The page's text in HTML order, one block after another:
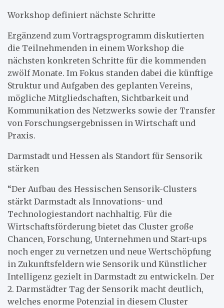
Workshop definiert nächste Schritte
Ergänzend zum Vortragsprogramm diskutierten
die Teilnehmenden in einem Workshop die
nächsten konkreten Schritte für die kommenden
zwölf Monate. Im Fokus standen dabei die künftige
Struktur und Aufgaben des geplanten Vereins,
mögliche Mitgliedschaften, Sichtbarkeit und
Kommunikation des Netzwerks sowie der Transfer
von Forschungsergebnissen in Wirtschaft und
Praxis.
Darmstadt und Hessen als Standort für Sensorik
stärken
“Der Aufbau des Hessischen Sensorik-Clusters
stärkt Darmstadt als Innovations- und
Technologiestandort nachhaltig. Für die
Wirtschaftsförderung bietet das Cluster große
Chancen, Forschung, Unternehmen und Start-ups
noch enger zu vernetzen und neue Wertschöpfung
in Zukunftsfeldern wie Sensorik und Künstlicher
Intelligenz gezielt in Darmstadt zu entwickeln. Der
2. Darmstädter Tag der Sensorik macht deutlich,
welches enorme Potenzial in diesem Cluster